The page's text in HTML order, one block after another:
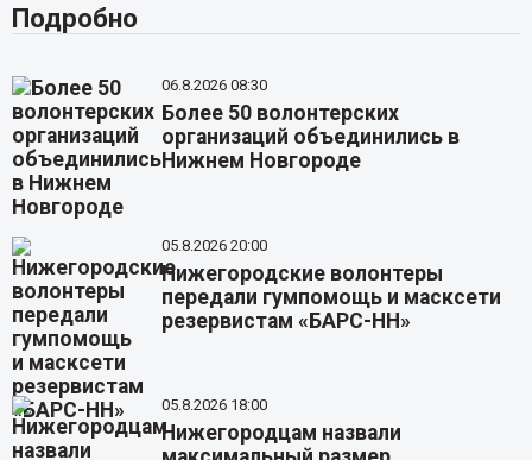
Подробно
06.8.2026 08:30
Более 50 волонтерских
организаций объединились в
Нижнем Новгороде
05.8.2026 20:00
Нижегородские волонтеры
передали гумпомощь и масксети
резервистам «БАРС-НН»
05.8.2026 18:00
Нижегородцам назвали